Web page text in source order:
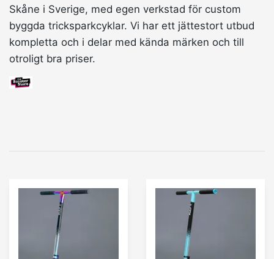
Skåne i Sverige, med egen verkstad för custom
byggda tricksparkcyklar. Vi har ett jättestort utbud
kompletta och i delar med kända märken och till
otroligt bra priser.